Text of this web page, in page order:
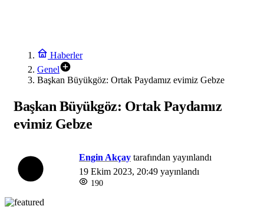
Haberler
Genel
Başkan Büyükgöz: Ortak Paydamız evimiz Gebze
Başkan Büyükgöz: Ortak Paydamız
evimiz Gebze
Engin Akçay tarafından yayınlandı
19 Ekim 2023, 20:49 yayınlandı
190